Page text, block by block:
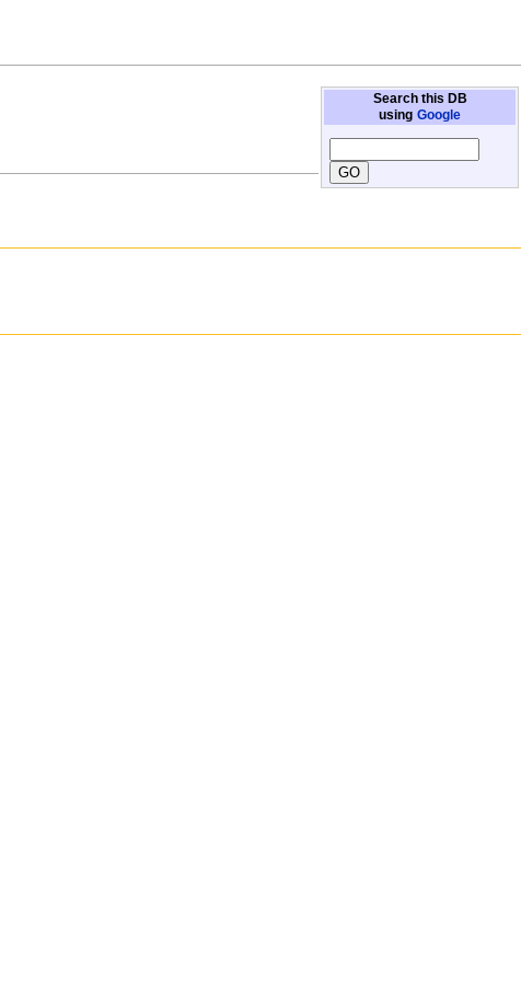
Search this DB
using Google